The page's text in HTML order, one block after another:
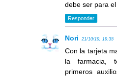
debe ser para el
Responder
Nori 21/10/19, 19:35
Con la tarjeta
la farmacia,
primeros